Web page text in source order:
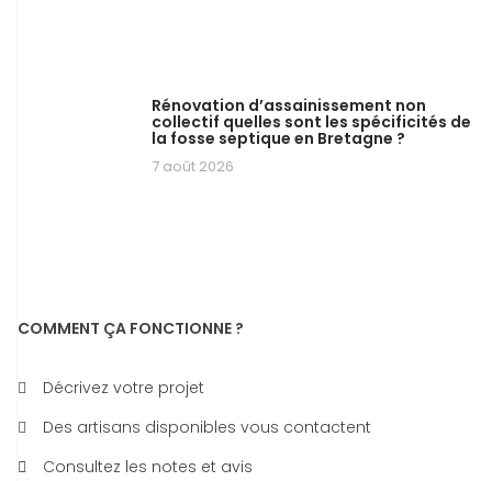
Rénovation d’assainissement non
collectif quelles sont les spécificités de
la fosse septique en Bretagne ?
7 août 2026
COMMENT ÇA FONCTIONNE ?
Décrivez votre projet
Des artisans disponibles vous contactent
Consultez les notes et avis